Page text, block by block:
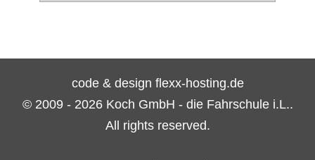
code & design flexx-hosting.de
© 2009 - 2026 Koch GmbH - die Fahrschule i.L..
All rights reserved.